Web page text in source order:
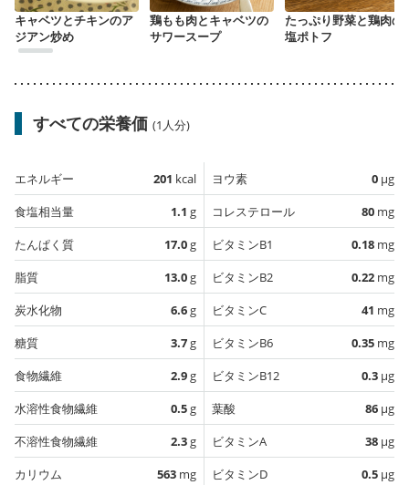
キャベツとチキンのア
ジアン炒め
鶏もも肉とキャベツの
サワースープ
たっぷり野菜と鶏肉の
塩ポトフ
すべての栄養価 (1人分)
エネルギー 201 kcal
食塩相当量
1.1 g
たんぱく質
17.0g
脂質
13.0g
炭水化物
6.6g
糖質
3.7g
食物繊維
2.9g
水溶性食物繊維
0.5g
不溶性食物繊維
2.3g
カリウム
563 mg
ヨウ素 0 µg
コレステロール
80 mg
ビタミンB1
0.18 mg
ビタミンB2
0.22 mg
ビタミンC
41 mg
ビタミンB6
0.35 mg
ビタミンB12
0.3 µg
葉酸
86 µg
ビタミンA
38 µg
ビタミンD
0.5 µg